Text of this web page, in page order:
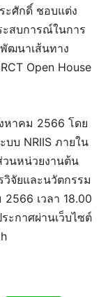
ะศักดิ์ ชอบแต่ง
สบการณ์ในการ
ฒนาเส้นทาง
Open House
หาคม 2566 โดย
บบ NRIIS ภายใน
วนหน่วยงานต้น
วิจัยและนวัตกรรม
เวลา 18.00
ะกาศผ่านเว็บไซต์